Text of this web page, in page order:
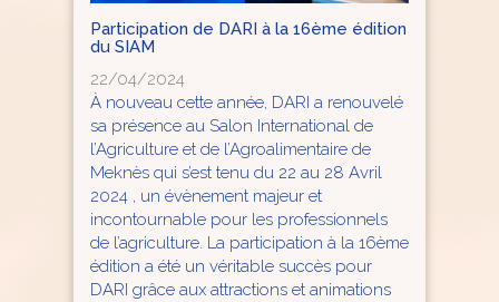
Participation de DARI à la 16ème édition
du SIAM
22/04/2024
À nouveau cette année, DARI a renouvelé
sa présence au Salon International de
l’Agriculture et de l’Agroalimentaire de
Meknès qui s’est tenu du 22 au 28 Avril
2024 , un évènement majeur et
incontournable pour les professionnels
de l’agriculture. La participation à la 16ème
édition a été un véritable succès pour
DARI grâce aux attractions et animations